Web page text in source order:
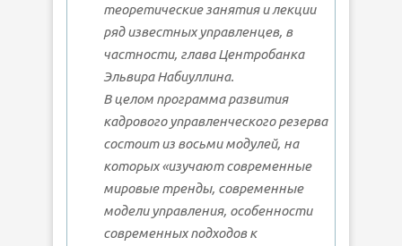
теоретические занятия и лекции
ряд известных управленцев, в
частности, глава Центробанка
Эльвира Набиуллина.
В целом программа развития
кадрового управленческого резерва
состоит из восьми модулей, на
которых «изучают современные
мировые тренды, современные
модели управления, особенности
современных подходов к